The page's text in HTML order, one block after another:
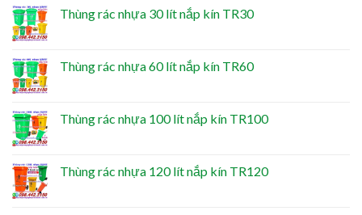
Thùng rác nhựa 30 lít nắp kín TR30
Thùng rác nhựa 60 lít nắp kín TR60
Thùng rác nhựa 100 lít nắp kín TR100
Thùng rác nhựa 120 lít nắp kín TR120